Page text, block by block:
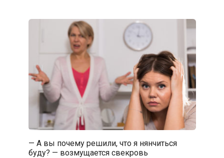
— А вы почему решили, что я нянчиться
буду? — возмущается свекровь